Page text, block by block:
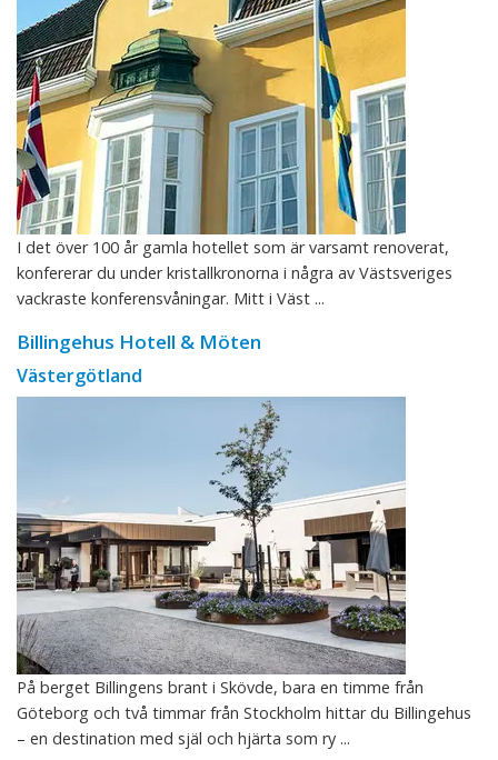
I det över 100 år gamla hotellet som är varsamt renoverat,
konfererar du under kristallkronorna i några av Västsveriges
vackraste konferensvåningar. Mitt i Väst ...
Billingehus Hotell & Möten
Västergötland
På berget Billingens brant i Skövde, bara en timme från
Göteborg och två timmar från Stockholm hittar du Billingehus
– en destination med själ och hjärta som ry ...